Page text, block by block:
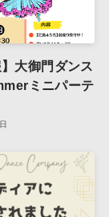
】大御門ダンス
ミニパーテ